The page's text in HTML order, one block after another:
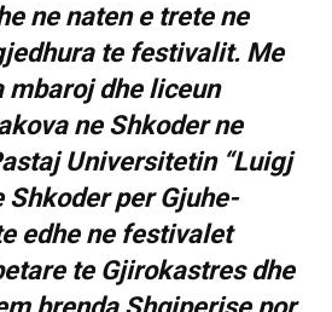
ne naten e trete ne
te festivalit. Me
mbaroj dhe liceun
ne Shkoder ne
Universitetin “Luigj
Shkoder per Gjuhe-
edhe ne festivalet
te Gjirokastres dhe